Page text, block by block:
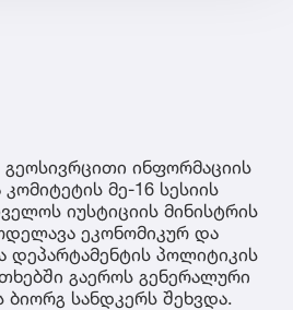
ინფორმაციის
მე-16 სესიის
იუსტიციის მინისტრის
ეკონომიკურ და
დეპარტამენტის პოლიტიკის
გაეროს გენერალური
ბიორგ სანდკერს შეხვდა.